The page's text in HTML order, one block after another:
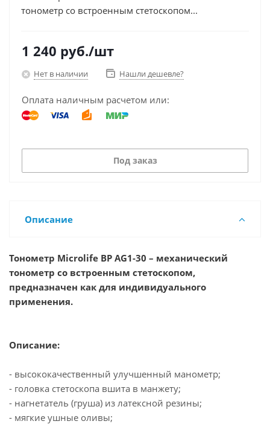
тонометр со встроенным стетоскопом...
1 240 руб./шт
Нет в наличии Нашли дешевле?
Оплата наличным расчетом или:
Под заказ
Описание
Тонометр Microlife BP AG1-30 – механический
тонометр со встроенным стетоскопом,
предназначен как для индивидуального
применения.
Описание:
- высококачественный улучшенный манометр;
- головка стетоскопа вшита в манжету;
- нагнетатель (груша) из латексной резины;
- мягкие ушные оливы;